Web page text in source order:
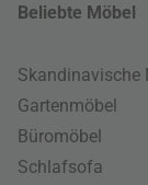
Beliebte Möbel
Skandinavische
Gartenmöbel
Büromöbel
Schlafsofa